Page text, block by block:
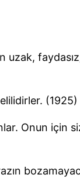
uzak,
(1925)
Onun için